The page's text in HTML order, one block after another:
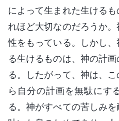
によって生まれた生ける
れほど大切なのだろうか
性をもっている。しかし
る生けるものは、神の計
る。したがって、神は、
ら自分の計画を無駄にす
る。神がすべての苦しみ